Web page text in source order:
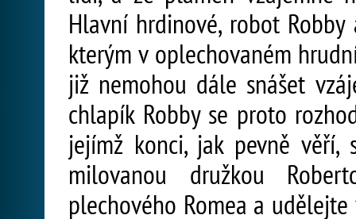
Hlavní hrdinové, robot
kterým v oplechovaném
již nemohou dále snášet
chlapík Robby se proto
jejímž konci, jak pevně věří,
milovanou družkou
plechového Romea a